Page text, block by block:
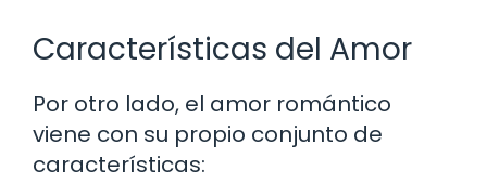
Características del Amor
Por otro lado, el amor romántico
viene con su propio conjunto de
características: